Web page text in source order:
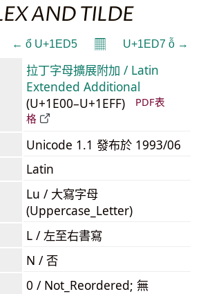
AND TILDE
← ổ U+1ED5 𝄜 U+1ED7 ỗ →
拉丁字母擴展附加 / Latin
Extended Additional
(U+1E00–U+1EFF)
PDF表
格
Unicode 1.1 發布於 1993/06
Latin
Lu / 大寫字母
(Uppercase_Letter)
L / 左至右書寫
N / 否
0 / Not_Reordered; 無